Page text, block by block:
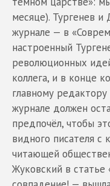
месяце). Тургенев
журнале — в
настроенный
революционных
коллега, и в конце
главному
журнале должен
предпочёл, чтобы
видного писателя с
читающей
Жуковский в статье